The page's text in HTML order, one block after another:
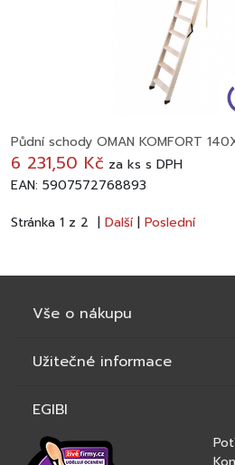
Půdní schody OMAN KOMFORT
6 231,50 Kč za ks s DPH
EAN: 5907572768893
Stránka 1 z 2 | Další | Poslední
Vše o nákupu
Užitečné informace
EGIBI